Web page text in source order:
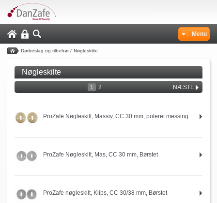
Menu
Dørbeslag og tilbehør/ Nøgleskilte
Nøgleskilte
NÆSTE
1 2
ProZafe Nøgleskilt, Massiv, CC 30 mm, poleret messing
ProZafe Nøgleskilt, Mas, CC 30 mm, Børstet
ProZafe nøgleskilt, Klips, CC 30/38 mm, Børstet